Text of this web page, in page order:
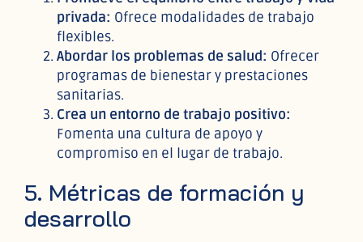
privada: Ofrece modalidades de trabajo
flexibles.
Abordar los problemas de salud: Ofrecer
programas de bienestar y prestaciones
sanitarias.
Crea un entorno de trabajo positivo:
Fomenta una cultura de apoyo y
compromiso en el lugar de trabajo.
5. Métricas de formación y
desarrollo